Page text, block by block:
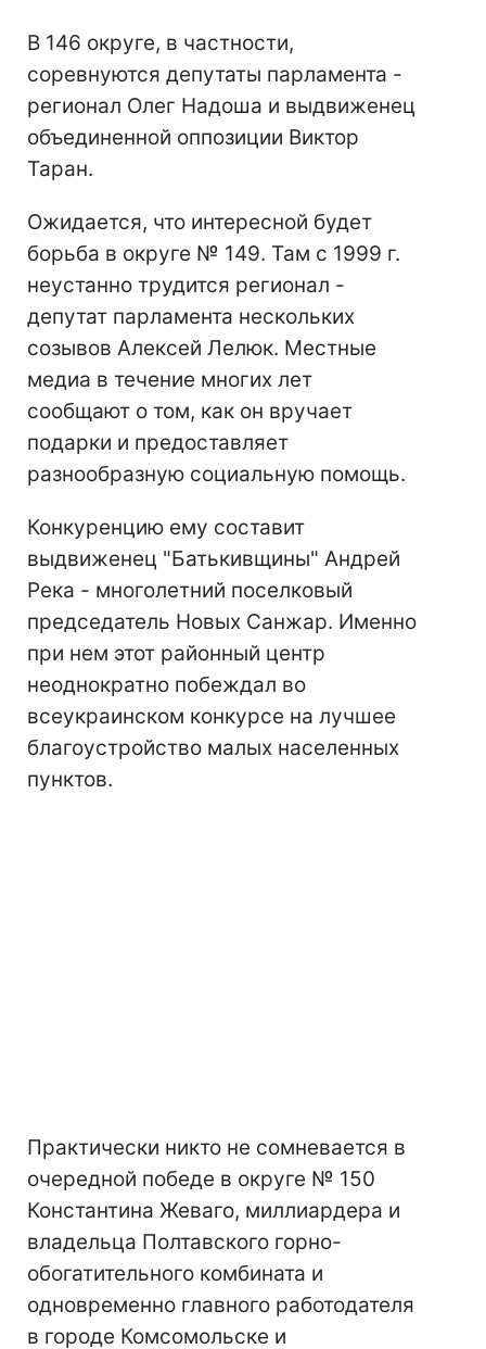
В 146 округе, в частности,
соревнуются депутаты парламента -
регионал Олег Надоша и выдвиженец
объединенной оппозиции Виктор
Таран.
Ожидается, что интересной будет
борьба в округе № 149. Там с 1999 г.
неустанно трудится регионал -
депутат парламента нескольких
созывов Алексей Лелюк. Местные
медиа в течение многих лет
сообщают о том, как он вручает
подарки и предоставляет
разнообразную социальную помощь.
Конкуренцию ему составит
выдвиженец "Батькивщины" Андрей
Река - многолетний поселковый
председатель Новых Санжар. Именно
при нем этот районный центр
неоднократно побеждал во
всеукраинском конкурсе на лучшее
благоустройство малых населенных
пунктов.
Практически никто не сомневается в
очередной победе в округе № 150
Константина Жеваго, миллиардера и
владельца Полтавского горно-
обогатительного комбината и
одновременно главного работодателя
в городе Комсомольске и